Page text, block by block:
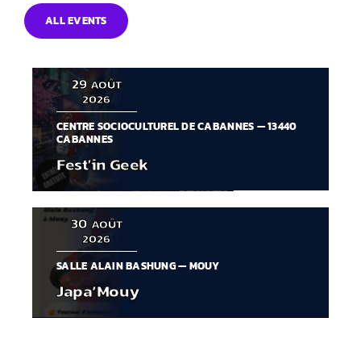
ALL EVENTS
29 AOÛT
2026
CENTRE SOCIOCULTUREL DE CABANNES — 13440
CABANNES
Fest’in Geek
30 AOÛT
2026
SALLE ALAIN BASHUNG — MOUY
Japa’Mouy